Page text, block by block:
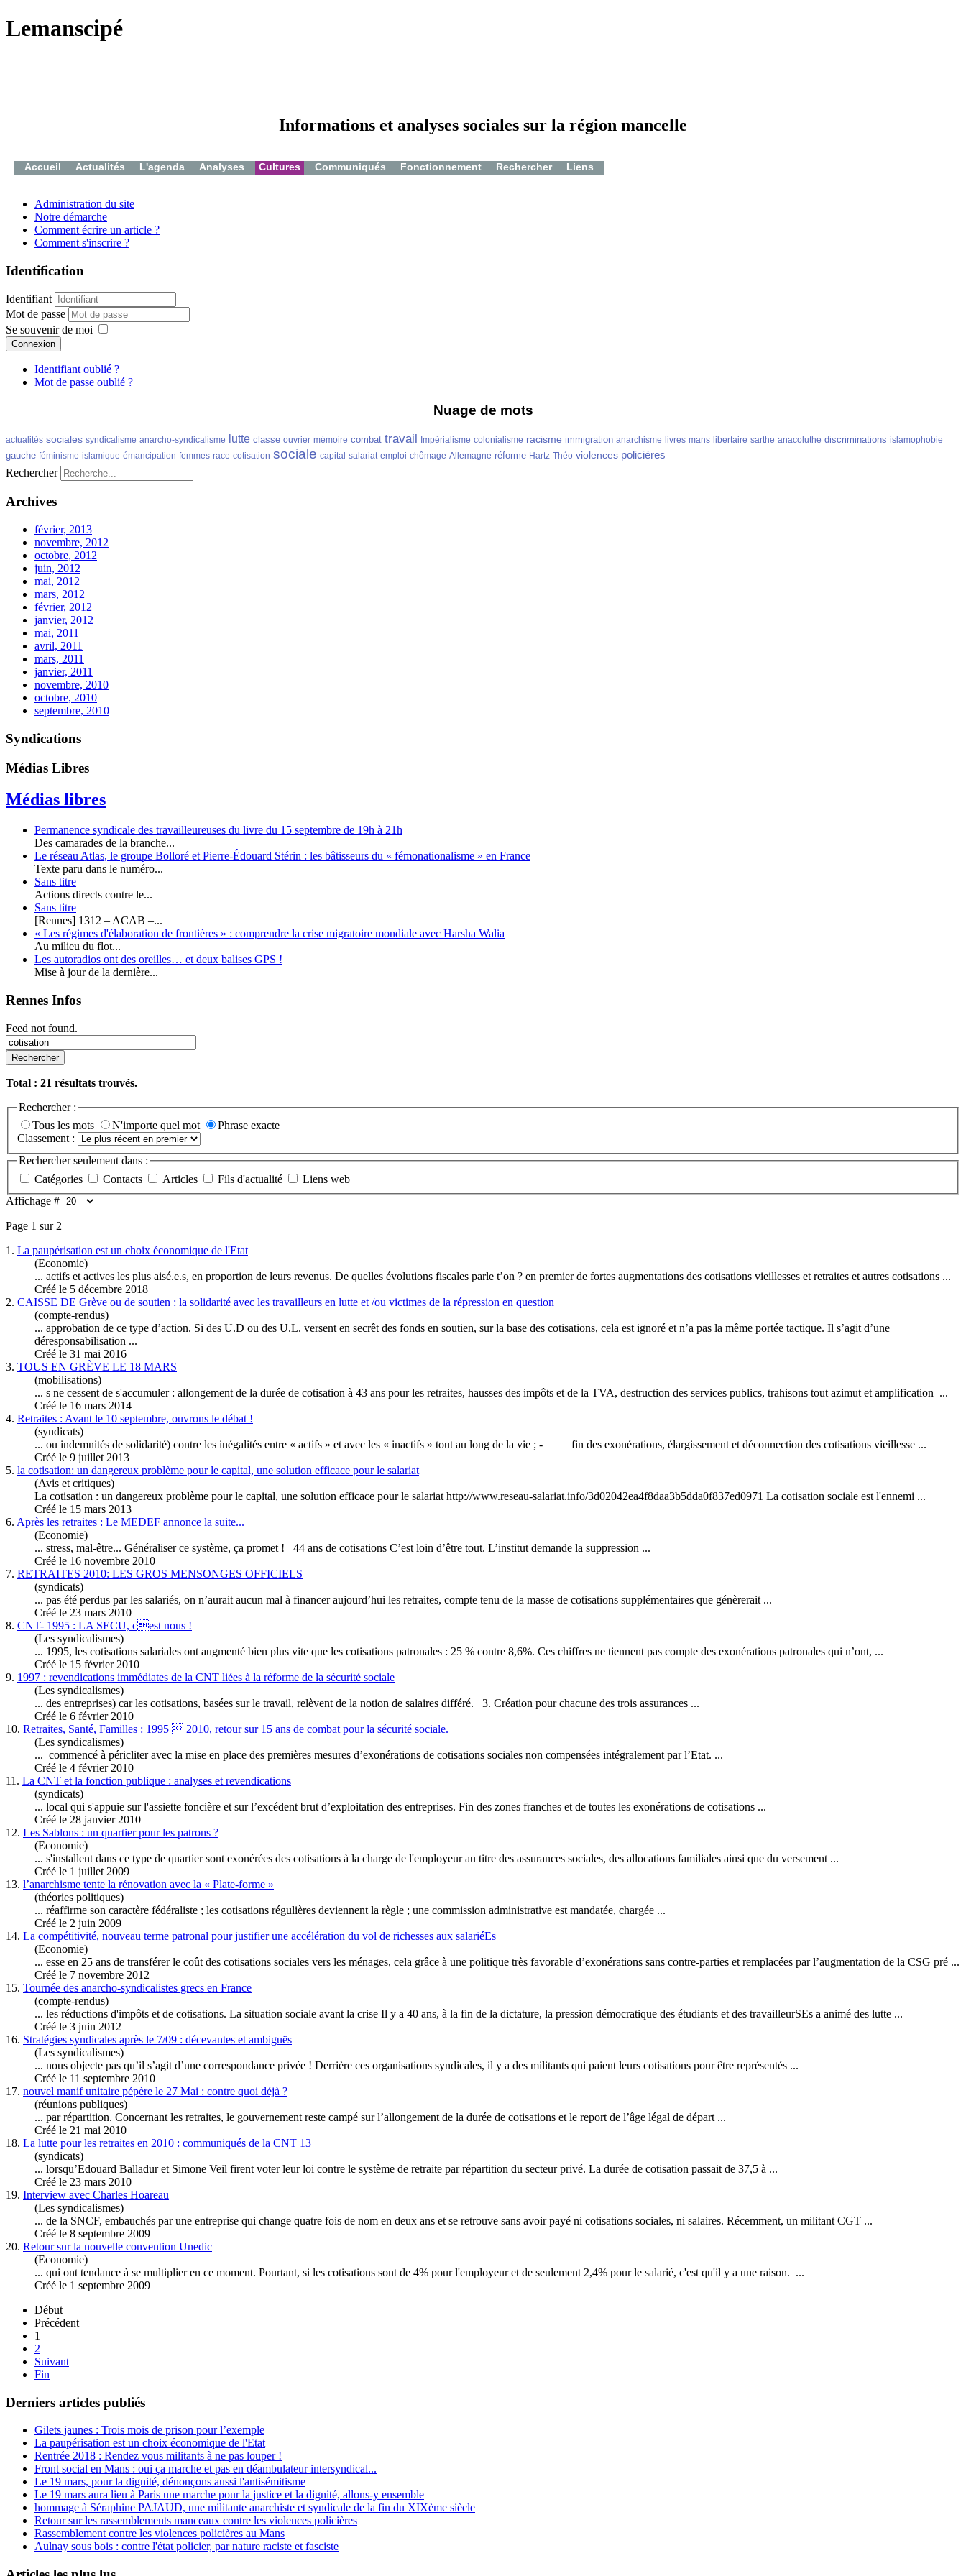
Lemanscipé
Informations et analyses sociales sur la région mancelle
Accueil Actualités L'agenda Analyses Cultures Communiqués Fonctionnement Rechercher Liens
Administration du site
Notre démarche
Comment écrire un article ?
Comment s'inscrire ?
Identification
Identifiant
Mot de passe
Se souvenir de moi
Connexion
Identifiant oublié ?
Mot de passe oublié ?
Nuage de mots
actualités sociales syndicalisme anarcho-syndicalisme lutte classe ouvrier mémoire combat travail Impérialisme colonialisme racisme immigration anarchisme livres mans libertaire sarthe anacoluthe discriminations islamophobie
gauche féminisme islamique émancipation femmes race cotisation sociale capital salariat emploi chômage Allemagne réforme Hartz Théo violences policières
Rechercher
Archives
février, 2013
novembre, 2012
octobre, 2012
juin, 2012
mai, 2012
mars, 2012
février, 2012
janvier, 2012
mai, 2011
avril, 2011
mars, 2011
janvier, 2011
novembre, 2010
octobre, 2010
septembre, 2010
Syndications
Médias Libres
Médias libres
Permanence syndicale des travailleureuses du livre du 15 septembre de 19h à 21h
Des camarades de la branche...
Le réseau Atlas, le groupe Bolloré et Pierre-Édouard Stérin : les bâtisseurs du « fémonationalisme » en France
Texte paru dans le numéro...
Sans titre
Actions directs contre le...
Sans titre
[Rennes] 1312 – ACAB –...
« Les régimes d'élaboration de frontières » : comprendre la crise migratoire mondiale avec Harsha Walia
Au milieu du flot...
Les autoradios ont des oreilles… et deux balises GPS !
Mise à jour de la dernière...
Rennes Infos
Feed not found.
Rechercher
Total : 21 résultats trouvés.
Rechercher :
Tous les mots
N'importe quel mot
Phrase exacte
Classement :
Rechercher seulement dans :
Catégories
Contacts Articles Fils d'actualité
Liens web
Affichage #
Page 1 sur 2
1. La paupérisation est un choix économique de l'Etat
(Economie)
... actifs et actives les plus aisé.e.s, en proportion de leurs revenus. De quelles évolutions fiscales parle t’on ? en premier de fortes augmentations des cotisations vieillesses et retraites et autres cotisations ...
Créé le 5 décembre 2018
2. CAISSE DE Grève ou de soutien : la solidarité avec les travailleurs en lutte et /ou victimes de la répression en question
(compte-rendus)
... approbation de ce type d’action. Si des U.D ou des U.L. versent en secrêt des fonds en soutien, sur la base des cotisations, cela est ignoré et n’a pas la même portée tactique. Il s’agit d’une
déresponsabilisation ...
Créé le 31 mai 2016
3. TOUS EN GRÈVE LE 18 MARS
(mobilisations)
... s ne cessent de s'accumuler : allongement de la durée de cotisation à 43 ans pour les retraites, hausses des impôts et de la TVA, destruction des services publics, trahisons tout azimut et amplification ...
Créé le 16 mars 2014
4. Retraites : Avant le 10 septembre, ouvrons le débat !
(syndicats)
... ou indemnités de solidarité) contre les inégalités entre « actifs » et avec les « inactifs » tout au long de la vie ; - fin des exonérations, élargissement et déconnection des cotisations vieillesse ...
Créé le 9 juillet 2013
5. la cotisation: un dangereux problème pour le capital, une solution efficace pour le salariat
(Avis et critiques)
La cotisation : un dangereux problème pour le capital, une solution efficace pour le salariat http://www.reseau-salariat.info/3d02042ea4f8daa3b5dda0f837ed0971 La cotisation sociale est l'ennemi ...
Créé le 15 mars 2013
6. Après les retraites : Le MEDEF annonce la suite...
(Economie)
... stress, mal-être... Généraliser ce système, ça promet ! 44 ans de cotisations C’est loin d’être tout. L’institut demande la suppression ...
Créé le 16 novembre 2010
7. RETRAITES 2010: LES GROS MENSONGES OFFICIELS
(syndicats)
... pas été perdus par les salariés, on n’aurait aucun mal à financer aujourd’hui les retraites, compte tenu de la masse de cotisations supplémentaires que génèrerait ...
Créé le 23 mars 2010
8. CNT- 1995 : LA SECU, cest nous !
(Les syndicalismes)
... 1995, les cotisations salariales ont augmenté bien plus vite que les cotisations patronales : 25 % contre 8,6%. Ces chiffres ne tiennent pas compte des exonérations patronales qui n’ont, ...
Créé le 15 février 2010
9. 1997 : revendications immédiates de la CNT liées à la réforme de la sécurité sociale
(Les syndicalismes)
... des entreprises) car les cotisations, basées sur le travail, relèvent de la notion de salaires différé. 3. Création pour chacune des trois assurances ...
Créé le 6 février 2010
10. Retraites, Santé, Familles : 1995  2010, retour sur 15 ans de combat pour la sécurité sociale.
(Les syndicalismes)
... commencé à péricliter avec la mise en place des premières mesures d’exonérations de cotisations sociales non compensées intégralement par l’Etat. ...
Créé le 4 février 2010
11. La CNT et la fonction publique : analyses et revendications
(syndicats)
... local qui s'appuie sur l'assiette foncière et sur l’excédent brut d’exploitation des entreprises. Fin des zones franches et de toutes les exonérations de cotisations ...
Créé le 28 janvier 2010
12. Les Sablons : un quartier pour les patrons ?
(Economie)
... s'installent dans ce type de quartier sont exonérées des cotisations à la charge de l'employeur au titre des assurances sociales, des allocations familiales ainsi que du versement ...
Créé le 1 juillet 2009
13. l’anarchisme tente la rénovation avec la « Plate-forme »
(théories politiques)
... réaffirme son caractère fédéraliste ; les cotisations régulières deviennent la règle ; une commission administrative est mandatée, chargée ...
Créé le 2 juin 2009
14. La compétitivité, nouveau terme patronal pour justifier une accélération du vol de richesses aux salariéEs
(Economie)
... esse en 25 ans de transférer le coût des cotisations sociales vers les ménages, cela grâce à une politique très favorable d’exonérations sans contre-parties et remplacées par l’augmentation de la CSG pré ...
Créé le 7 novembre 2012
15. Tournée des anarcho-syndicalistes grecs en France
(compte-rendus)
... les réductions d'impôts et de cotisations. La situation sociale avant la crise Il y a 40 ans, à la fin de la dictature, la pression démocratique des étudiants et des travailleurSEs a animé des lutte ...
Créé le 3 juin 2012
16. Stratégies syndicales après le 7/09 : décevantes et ambiguës
(Les syndicalismes)
... nous objecte pas qu’il s’agit d’une correspondance privée ! Derrière ces organisations syndicales, il y a des militants qui paient leurs cotisations pour être représentés ...
Créé le 11 septembre 2010
17. nouvel manif unitaire pépère le 27 Mai : contre quoi déjà ?
(réunions publiques)
... par répartition. Concernant les retraites, le gouvernement reste campé sur l’allongement de la durée de cotisations et le report de l’âge légal de départ ...
Créé le 21 mai 2010
18. La lutte pour les retraites en 2010 : communiqués de la CNT 13
(syndicats)
... lorsqu’Edouard Balladur et Simone Veil firent voter leur loi contre le système de retraite par répartition du secteur privé. La durée de cotisation passait de 37,5 à ...
Créé le 23 mars 2010
19. Interview avec Charles Hoareau
(Les syndicalismes)
... de la SNCF, embauchés par une entreprise qui change quatre fois de nom en deux ans et se retrouve sans avoir payé ni cotisations sociales, ni salaires. Récemment, un militant CGT ...
Créé le 8 septembre 2009
20. Retour sur la nouvelle convention Unedic
(Economie)
... qui ont tendance à se multiplier en ce moment. Pourtant, si les cotisations sont de 4% pour l'employeur et de seulement 2,4% pour le salarié, c'est qu'il y a une raison. ...
Créé le 1 septembre 2009
Début
Précédent
1
2
Suivant
Fin
Derniers articles publiés
Gilets jaunes : Trois mois de prison pour l’exemple
La paupérisation est un choix économique de l'Etat
Rentrée 2018 : Rendez vous militants à ne pas louper !
Front social en Mans : oui ça marche et pas en déambulateur intersyndical...
Le 19 mars, pour la dignité, dénonçons aussi l'antisémitisme
Le 19 mars aura lieu à Paris une marche pour la justice et la dignité, allons-y ensemble
hommage à Séraphine PAJAUD, une militante anarchiste et syndicale de la fin du XIXème siècle
Retour sur les rassemblements manceaux contre les violences policières
Rassemblement contre les violences policières au Mans
Aulnay sous bois : contre l'état policier, par nature raciste et fasciste